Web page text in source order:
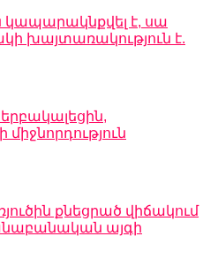
է, սա
խայտառակություն է.
քնեցրած վիճակում
այգի